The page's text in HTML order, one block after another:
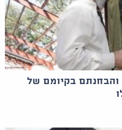
בקיומם של